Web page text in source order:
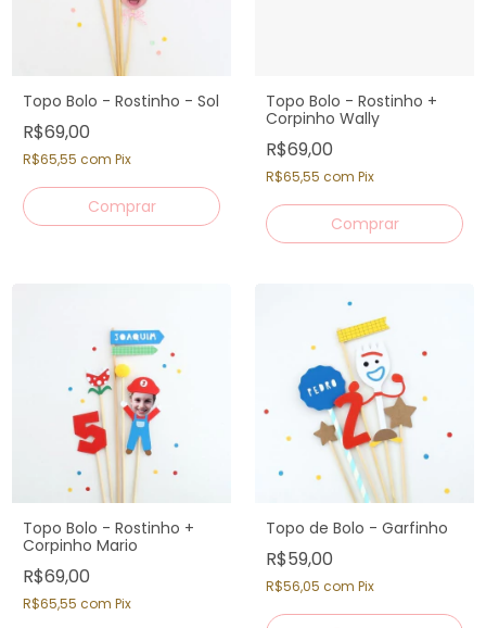
Topo Bolo - Rostinho - Sol
R$69,00
R$65,55 com Pix
Topo Bolo - Rostinho +
Corpinho Wally
R$69,00
R$65,55 com Pix
Topo Bolo - Rostinho +
Corpinho Mario
R$69,00
R$65,55 com Pix
Topo de Bolo - Garfinho
R$59,00
R$56,05 com Pix